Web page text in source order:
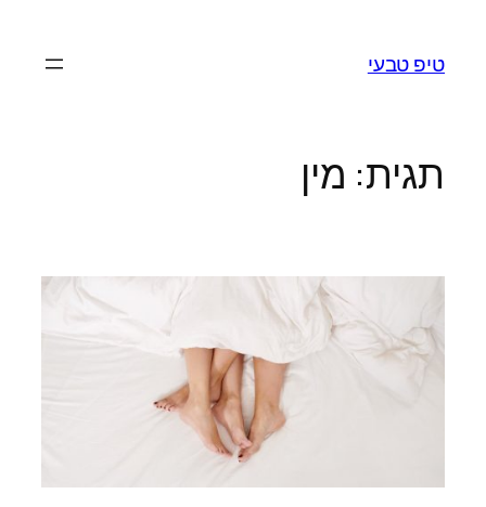
טיפ טבעי
תגית: מין